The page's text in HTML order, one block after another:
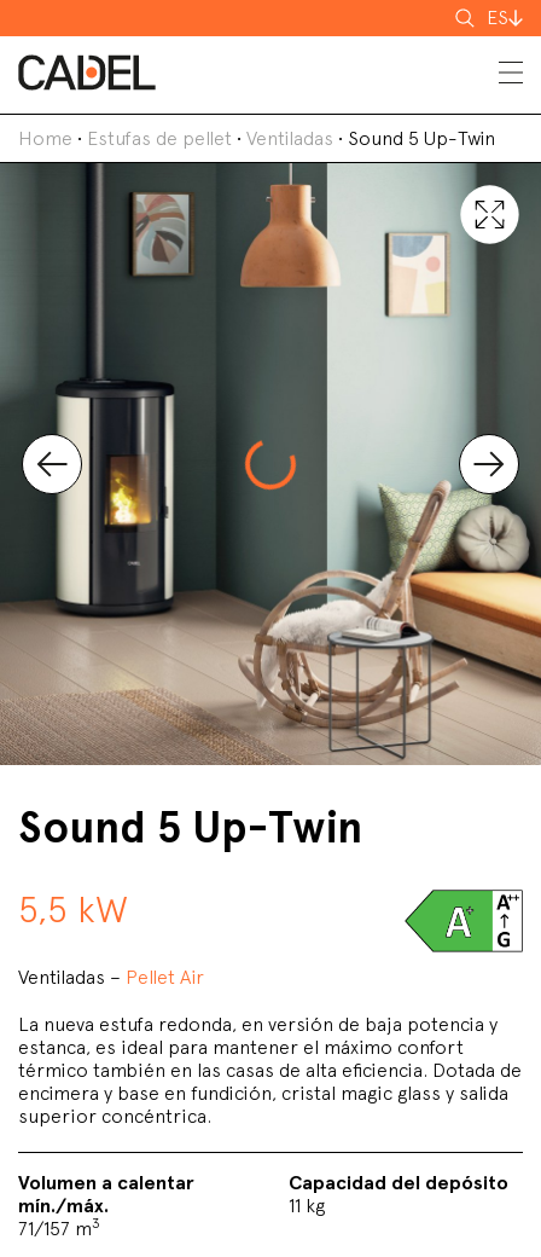
Buscar
ES
Home • Estufas de pellet • Ventiladas • Sound 5 Up-Twin
Sound 5 Up-Twin
5,5 kW
Ventiladas – Pellet Air
La nueva estufa redonda, en versión de baja potencia y
estanca, es ideal para mantener el máximo confort
térmico también en las casas de alta eficiencia. Dotada de
encimera y base en fundición, cristal magic glass y salida
superior concéntrica.
Volumen a calentar
mín./máx.
71/157 m3
Capacidad del depósito
11 kg